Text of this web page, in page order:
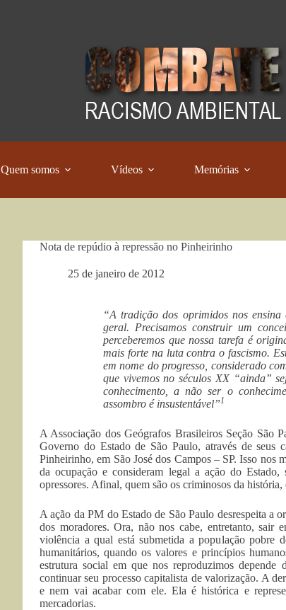
Quem somos Vídeos Memórias
Nota de repúdio à repressão no Pinheirinho
25 de janeiro de 2012
“A tradição dos oprimidos nos
geral. Precisamos construir um
perceberemos que nossa tarefa é
mais forte na luta contra o fascismo.
em nome do progresso, considerado
que vivemos no séculos XX “ainda”
conhecimento, a não ser o
assombro é insustentável”1
A Associação dos Geógrafos Brasileiros Seção São
Governo do Estado de São Paulo, através de seus
Pinheirinho, em São José dos Campos – SP. Isso
da ocupação e consideram legal a ação do Estado,
opressores. Afinal, quem são os criminosos da
A ação da PM do Estado de São Paulo desrespeita a
dos moradores. Ora, não nos cabe, entretanto, sair
violência a qual está submetida a população pobre
humanitários, quando os valores e princípios
estrutura social em que nos reproduzimos
continuar seu processo capitalista de valorização. A
e nem vai acabar com ele. Ela é histórica e
mercadorias.